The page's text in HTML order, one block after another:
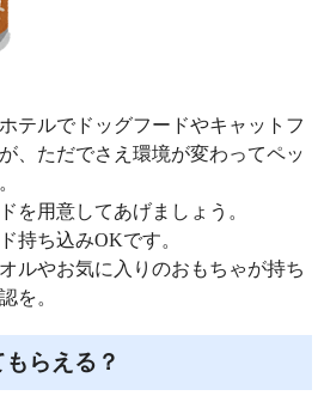
テルでドッグフードやキャットフ
、ただでさえ環境が変わってペッ
を用意してあげましょう。
持ち込みOKです。
ルやお気に入りのおもちゃが持ち
を。
らえる？